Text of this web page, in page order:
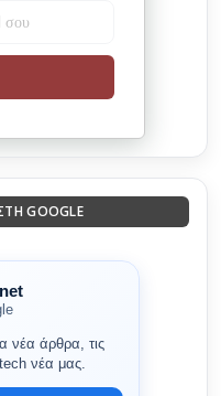
GOOGLE
νέα άρθρα, τις
νέα μας.